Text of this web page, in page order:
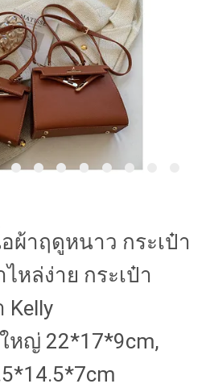
ผ้าฤดูหนาว กระเป๋า
หล่ง่าย กระเป๋า
Kelly
หญ่ 22*17*9cm,